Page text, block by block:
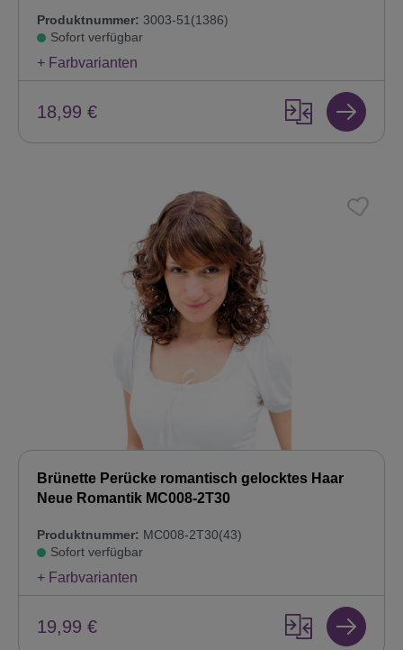
Produktnummer: 3003-51(1386)
Sofort verfügbar
+ Farbvarianten
18,99 €
Brünette Perücke romantisch gelocktes Haar
Neue Romantik MC008-2T30
Produktnummer: MC008-2T30(43)
Sofort verfügbar
+ Farbvarianten
19,99 €